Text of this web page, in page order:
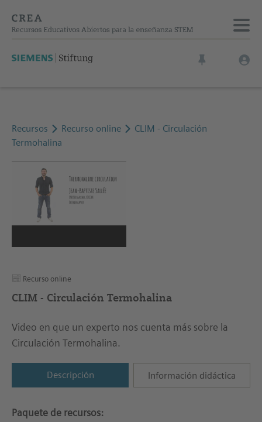
Recursos Recurso online
CLIM - Circulación
Termohalina
Recurso online
CLIM - Circulación Termohalina
Video en que un experto nos cuenta más sobre la
Circulación Termohalina.
Descripción Información didáctica
Paquete de recursos: